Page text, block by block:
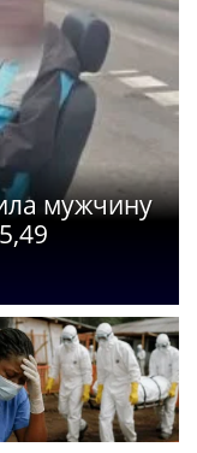
мужчину